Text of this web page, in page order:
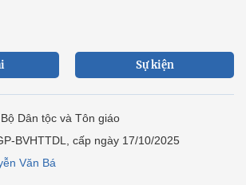
Sự kiện
Dân tộc và Tôn giáo
BVHTTDL, cấp ngày 17/10/2025
Văn Bá